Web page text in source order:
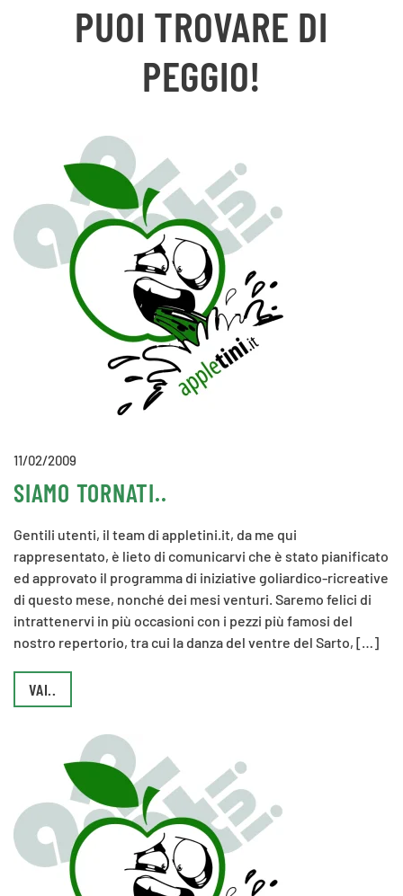
PUOI TROVARE DI
PEGGIO!
11/02/2009
SIAMO TORNATI..
Gentili utenti, il team di appletini.it, da me qui
rappresentato, è lieto di comunicarvi che è stato pianificato
ed approvato il programma di iniziative goliardico-ricreative
di questo mese, nonché dei mesi venturi. Saremo felici di
intrattenervi in più occasioni con i pezzi più famosi del
nostro repertorio, tra cui la danza del ventre del Sarto, […]
VAI..